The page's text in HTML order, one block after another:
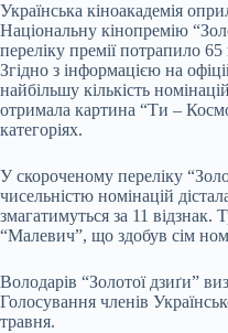
Українська кіноакадемія
Національну кінопремію
переліку премії потрапило
Згідно з інформацією на
найбільшу кількість
отримала картина “Ти –
категоріях.
У скороченому переліку
чисельністю номінацій
змагатимуться за 11 відзнак.
“Малевич”, що здобув сім
Володарів “Золотої дзиґи”
Голосування членів
травня.